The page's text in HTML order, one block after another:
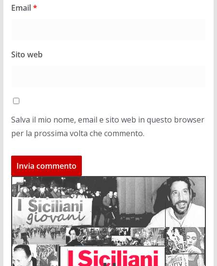
Email*
Sito web
Salva il mio nome, email e sito web in questo browser
per la prossima volta che commento.